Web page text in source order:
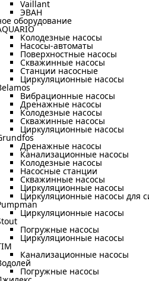
Vaillant
ЭВАН
оборудование
Колодезные насосы
Насосы-автоматы
Поверхностные насосы
Скважинные насосы
Станции насосные
Циркуляционные насосы
Вибрационные насосы
Дренажные насосы
Колодезные насосы
Скважинные насосы
Циркуляционные насосы
Дренажные насосы
Канализационные насосы
Колодезные насосы
Насосные станции
Скважинные насосы
Циркуляционные насосы
Циркуляционные насосы для
Циркуляционные насосы
Погружные насосы
Циркуляционные насосы
Канализационные насосы
Погружные насосы
Vaillant
ЭВАН
оборудование
Колодезные насосы
Насосы-автоматы
Поверхностные насосы
Скважинные насосы
Станции насосные
Циркуляционные насосы
Вибрационные насосы
Дренажные насосы
Колодезные насосы
Скважинные насосы
Циркуляционные насосы
Дренажные насосы
Канализационные насосы
Колодезные насосы
Насосные станции
Скважинные насосы
Циркуляционные насосы
Циркуляционные насосы для
Циркуляционные насосы
Погружные насосы
Циркуляционные насосы
Канализационные насосы
Погружные насосы